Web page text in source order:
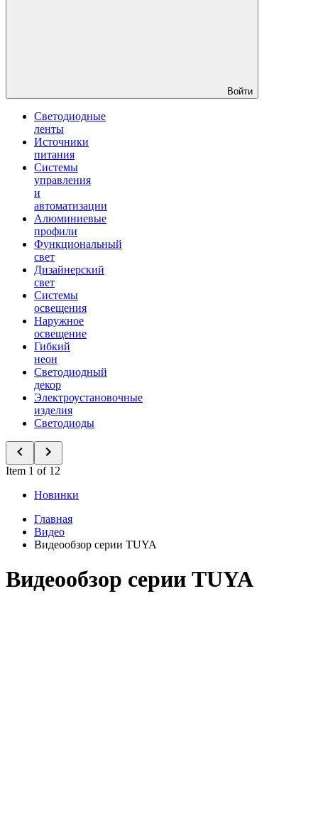
Войти
Светодиодные
ленты
Источники
питания
Системы
управления
и
автоматизации
Алюминиевые
профили
Функциональный
свет
Дизайнерский
свет
Системы
освещения
Наружное
освещение
Гибкий
неон
Светодиодный
декор
Электроустановочные
изделия
Светодиоды
Item 1 of 12
Новинки
Главная
Видео
Видеообзор серии TUYA
Видеообзор серии TUYA